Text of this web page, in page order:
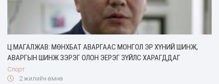
Ц.МАГАЛЖАВ: МӨНХБАТ АВАРГААС МОНГОЛ ЭР ХҮНИЙ ШИНЖ,
АВАРГЫН ШИНЖ ЗЭРЭГ ОЛОН ЭЕРЭГ ЗҮЙЛС ХАРАГДДАГ
Спорт
2 жилийн өмнө